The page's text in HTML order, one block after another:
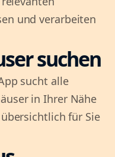
und verarbeiten
suchen
sucht alle
in Ihrer Nähe
für Sie